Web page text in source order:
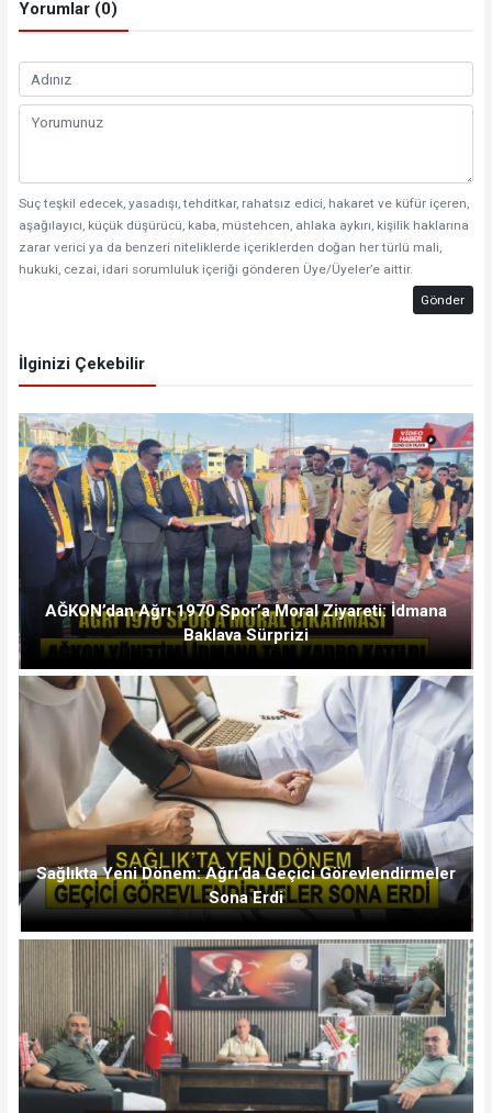
Yorumlar (0)
Suç teşkil edecek, yasadışı, tehditkar, rahatsız edici, hakaret ve küfür içeren,
aşağılayıcı, küçük düşürücü, kaba, müstehcen, ahlaka aykırı, kişilik haklarına
zarar verici ya da benzeri niteliklerde içeriklerden doğan her türlü mali,
hukuki, cezai, idari sorumluluk içeriği gönderen Üye/Üyeler’e aittir.
Gönder
İlginizi Çekebilir
AĞKON’dan Ağrı 1970 Spor’a Moral Ziyareti: İdmana
Baklava Sürprizi
Sağlıkta Yeni Dönem: Ağrı’da Geçici Görevlendirmeler
Sona Erdi